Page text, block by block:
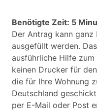
Benötigte Zeit: 5
Der Antrag kann ganz
ausgefüllt werden.
ausführliche Hilfe
keinen Drucker für
die für Ihre Wohnung
Deutschland
per E-Mail oder Post